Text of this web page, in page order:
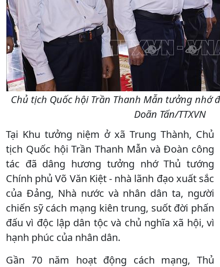
Chủ tịch Quốc hội Trần Thanh Mẫn tưởng nhớ
Doãn Tấn/TTXVN
Tại Khu tưởng niệm ở xã Trung Thành, Chủ
tịch Quốc hội Trần Thanh Mẫn và Đoàn công
tác đã dâng hương tưởng nhớ Thủ tướng
Chính phủ Võ Văn Kiệt - nhà lãnh đạo xuất sắc
của Đảng, Nhà nước và nhân dân ta, người
chiến sỹ cách mạng kiên trung, suốt đời phấn
đấu vì độc lập dân tộc và chủ nghĩa xã hội, vì
hạnh phúc của nhân dân.
Gần 70 năm hoạt động cách mạng, Thủ